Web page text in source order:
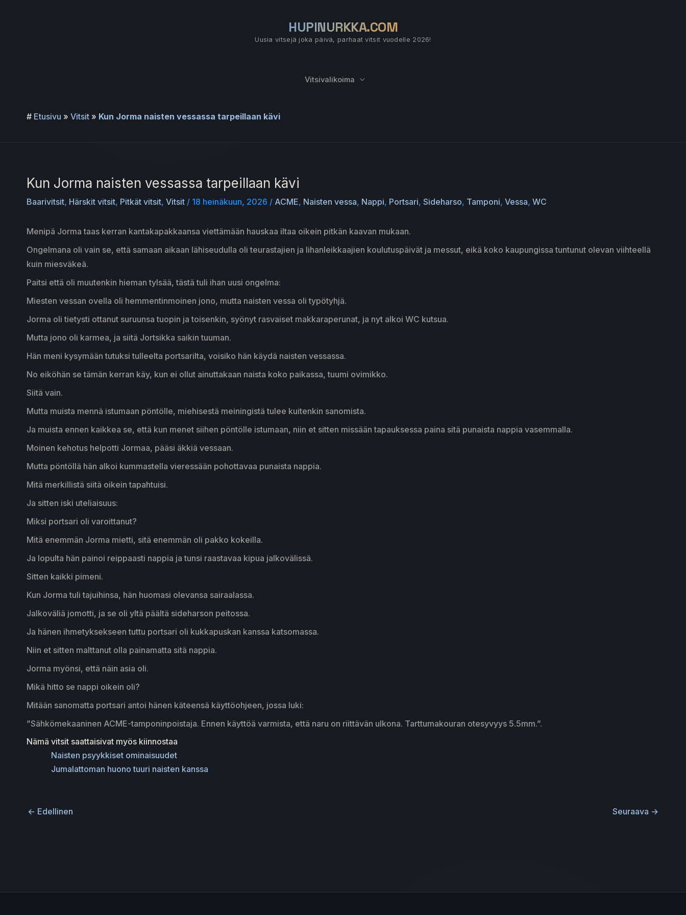
HUPINURKKA.COM
Uusia vitsejä joka päivä, parhaat vitsit vuodelle 2026!
Vitsivalikoima
# Etusivu » Vitsit » Kun Jorma naisten vessassa tarpeillaan kävi
Kun Jorma naisten vessassa tarpeillaan kävi
Baarivitsit, Härskit vitsit, Pitkät vitsit, Vitsit / 18 heinäkuun, 2026 / ACME, Naisten vessa, Nappi, Portsari, Sideharso, Tamponi, Vessa, WC
Menipä Jorma taas kerran kantakapakkaansa viettämään hauskaa iltaa oikein pitkän kaavan mukaan.
Ongelmana oli vain se, että samaan aikaan lähiseudulla oli teurastajien ja lihanleikkaajien koulutuspäivät ja messut, eikä koko kaupungissa tuntunut olevan viihteellä
kuin miesväkeä.
Paitsi että oli muutenkin hieman tylsää, tästä tuli ihan uusi ongelma:
Miesten vessan ovella oli hemmentinmoinen jono, mutta naisten vessa oli typötyhjä.
Jorma oli tietysti ottanut suruunsa tuopin ja toisenkin, syönyt rasvaiset makkaraperunat, ja nyt alkoi WC kutsua.
Mutta jono oli karmea, ja siitä Jortsikka saikin tuuman.
Hän meni kysymään tutuksi tulleelta portsarilta, voisiko hän käydä naisten vessassa.
No eiköhän se tämän kerran käy, kun ei ollut ainuttakaan naista koko paikassa, tuumi ovimikko.
Siitä vain.
Mutta muista mennä istumaan pöntölle, miehisestä meiningistä tulee kuitenkin sanomista.
Ja muista ennen kaikkea se, että kun menet siihen pöntölle istumaan, niin et sitten missään tapauksessa paina sitä punaista nappia vasemmalla.
Moinen kehotus helpotti Jormaa, pääsi äkkiä vessaan.
Mutta pöntöllä hän alkoi kummastella vieressään pohottavaa punaista nappia.
Mitä merkillistä siitä oikein tapahtuisi.
Ja sitten iski uteliaisuus:
Miksi portsari oli varoittanut?
Mitä enemmän Jorma mietti, sitä enemmän oli pakko kokeilla.
Ja lopulta hän painoi reippaasti nappia ja tunsi raastavaa kipua jalkovälissä.
Sitten kaikki pimeni.
Kun Jorma tuli tajuihinsa, hän huomasi olevansa sairaalassa.
Jalkoväliä jomotti, ja se oli yltä päältä sideharson peitossa.
Ja hänen ihmetyksekseen tuttu portsari oli kukkapuskan kanssa katsomassa.
Niin et sitten malttanut olla painamatta sitä nappia.
Jorma myönsi, että näin asia oli.
Mikä hitto se nappi oikein oli?
Mitään sanomatta portsari antoi hänen käteensä käyttöohjeen, jossa luki:
”Sähkömekaaninen ACME-tamponinpoistaja. Ennen käyttöä varmista, että naru on riittävän ulkona. Tarttumakouran otesyvyys 5.5mm.”.
Nämä vitsit saattaisivat myös kiinnostaa
Naisten psyykkiset ominaisuudet
Jumalattoman huono tuuri naisten kanssa
← Edellinen Seuraava →